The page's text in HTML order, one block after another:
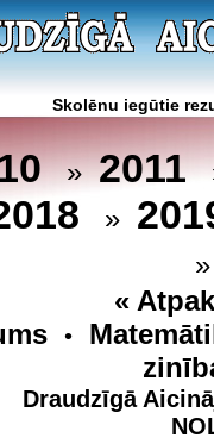
Skolēnu iegūtie
»2011
»
«
•
Draudzīgā